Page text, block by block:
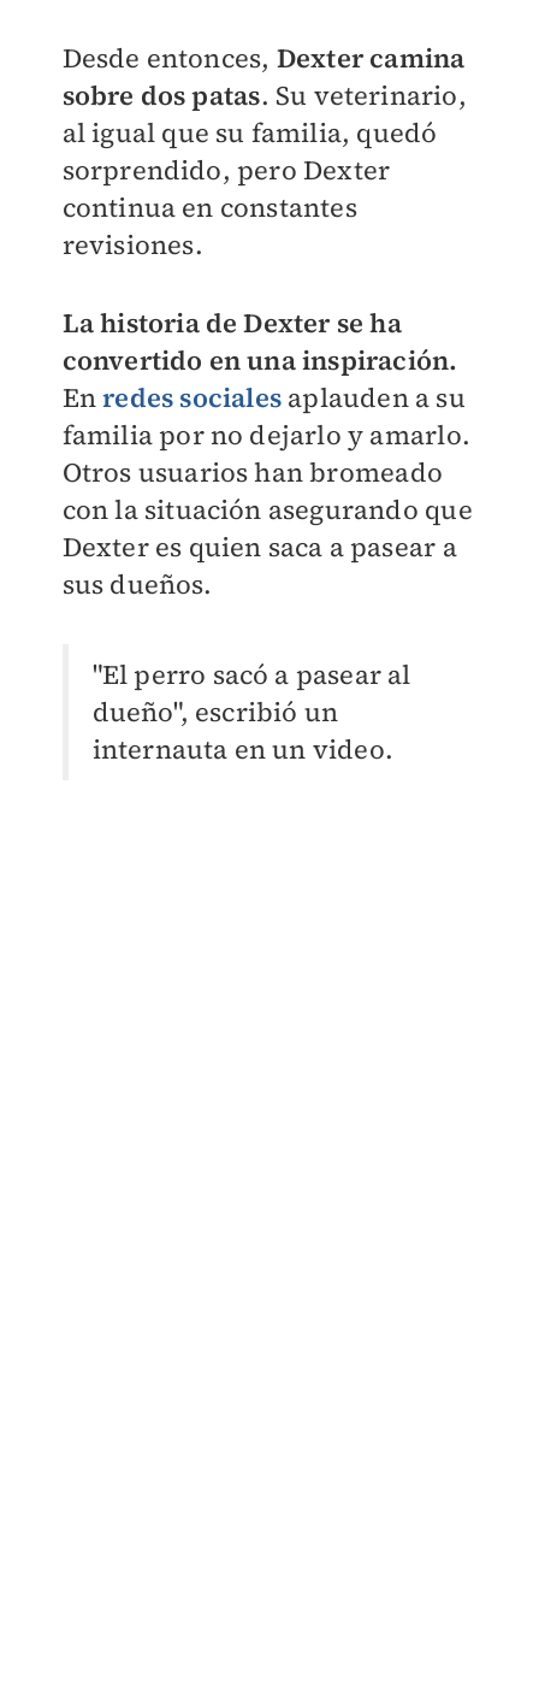
Desde entonces, Dexter camina
sobre dos patas. Su veterinario,
al igual que su familia, quedó
sorprendido, pero Dexter
continua en constantes
revisiones.
La historia de Dexter se ha
convertido en una inspiración.
Enredes socialesaplauden a su
familia por no dejarlo y amarlo.
Otros usuarios han bromeado
con la situación asegurando que
Dexter es quien saca a pasear a
sus dueños.
"El perro sacó a pasear al
dueño", escribió un
internauta en un video.